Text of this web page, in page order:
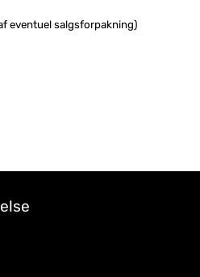
eventuel salgsforpakning)